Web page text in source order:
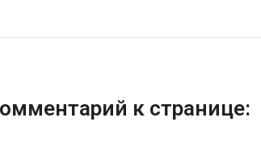
к странице: